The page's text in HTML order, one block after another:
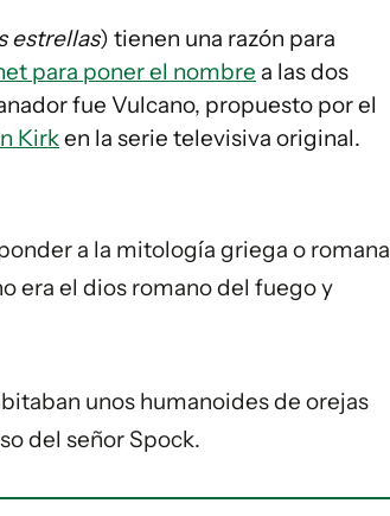
estrellas) tienen una razón para
para poner el nombre a las dos
fue Vulcano, propuesto por el
Kirken la serie televisiva original.
a la mitología griega o romana
era el dios romano del fuego y
unos humanoides de orejas
del señor Spock.